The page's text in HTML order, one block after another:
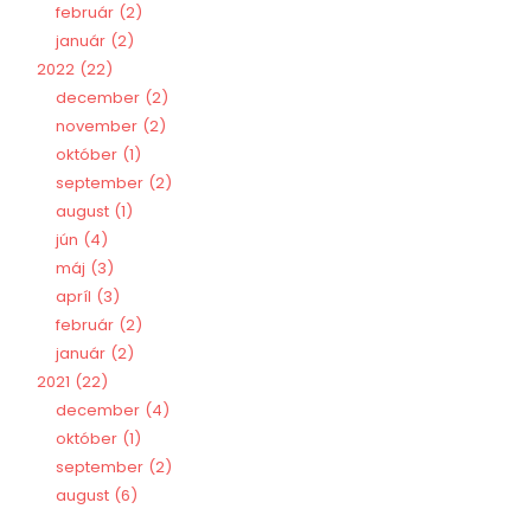
február 2
január 2
2022 22
december 2
november 2
október 1
september 2
august 1
jún
4
máj
3
apríl
3
február 2
január 2
2021 22
december 4
október 1
september 2
august 6